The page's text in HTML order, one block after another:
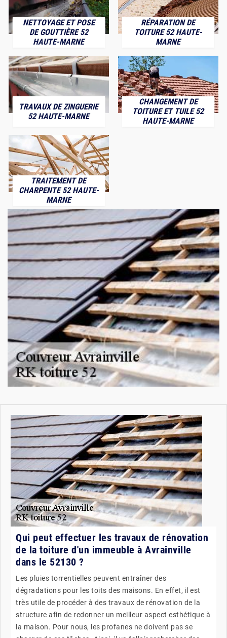
NETTOYAGE ET POSE
DE GOUTTIÈRE 52
HAUTE-MARNE
RÉPARATION DE
TOITURE 52 HAUTE-
MARNE
TRAVAUX DE ZINGUERIE
52 HAUTE-MARNE
CHANGEMENT DE
TOITURE ET TUILE 52
HAUTE-MARNE
TRAITEMENT DE
CHARPENTE 52 HAUTE-
MARNE
Qui peut effectuer les travaux de rénovation
de la toiture d'un immeuble à Avrainville
dans le 52130 ?
Les pluies torrentielles peuvent entraîner des
dégradations pour les toits des maisons. En effet, il est
très utile de procéder à des travaux de rénovation de la
structure afin de redonner un meilleur aspect esthétique à
la maison. Pour nous, les profanes ne doivent pas se